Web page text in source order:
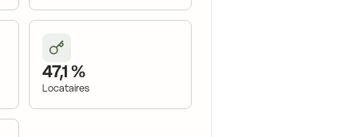
47,1 %
Locataires